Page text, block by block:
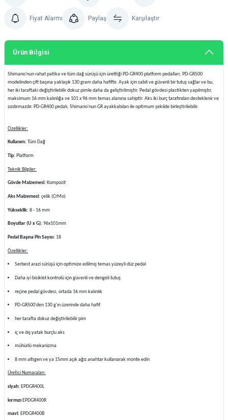
Fiyat Alarmı Paylaş Karşılaştır
Ürün Bilgisi
Shimano'nun rahat patika ve tüm dağ sürüşü için ürettiği PD-GR400 platform pedalları, PD-GR500
modelinden çift başına yaklaşık 130 gram daha hafiftir. Ayak için sabit ve güvenli bir tutuş sağlar ve bu,
her iki taraftaki değiştirilebilir dokuz pimle daha da geliştirilmiştir. Pedal gövdesi plastikten yapılmıştır,
maksimum 16 mm kalınlığa ve 101 x 96 mm temas alanına sahiptir. Aks iki burç tarafından desteklenir ve
sızdırmazdır. PD-GR400 pedalı, Shimano'nun GR ayakkabıları ile optimum şekilde birleştirilebilir.
Özellikler:
Kullanım: Tüm Dağ
Tip: Platform
Teknik Bilgiler:
Gövde Malzemesi: Kompozit
Aks Malzemesi: çelik (CrMo)
Yükseklik: 8 - 16 mm
Boyutlar (U x G): 96x101mm
Pedal Başına Pin Sayısı: 18
Özellikler:
Serbest arazi sürüşü için optimize edilmiş temas yüzeyli düz pedal
Daha iyi bisiklet kontrolü için güvenli ve dengeli tutuş
reçine pedal gövdesi, ortada 16 mm kalınlık
PD-GR500'den 130 g'ın üzerinde daha hafif
her tarafta dokuz değiştirilebilir pim
iç ve dış yatak burçlu aks
mühürlü mekanizma
8 mm altıgen ve ya 15mm açık ağız anahtar kullanarak monte edin
Üretici Numaraları:
siyah: EPDGR400L
kırmızı EPDGR400R
mavi: EPDGR400B